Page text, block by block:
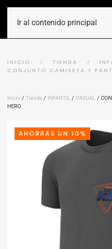
Ir al contenido principal
INICIO TIENDA
CONJUNTO CAMISETA Y
Inicio / Tienda / INFANTIL / CASUAL /
HERO
AHORRAS UN 10%